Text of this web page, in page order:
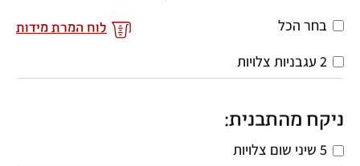
לוח המרת מידות
בחר הכל
2 עגבניות צלויות
ניקח מהתבנית:
5 שיני שום צלויות